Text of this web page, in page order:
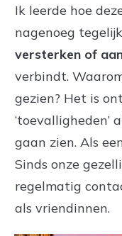
Ik leerde hoe
nagenoeg
versterken of
verbindt.
gezien? Het is
‘toevalligheden’
gaan zien. Als
Sinds onze
regelmatig
als vriendinnen.